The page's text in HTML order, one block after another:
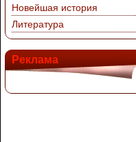
Новейшая история
Литература
Реклама